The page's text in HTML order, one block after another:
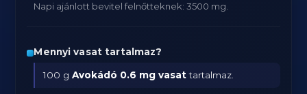
Napi ajánlott bevitel felnőtteknek: 3500 mg.
Mennyi vasat tartalmaz?
100 gAvokádó 0.6 mg vasattartalmaz.